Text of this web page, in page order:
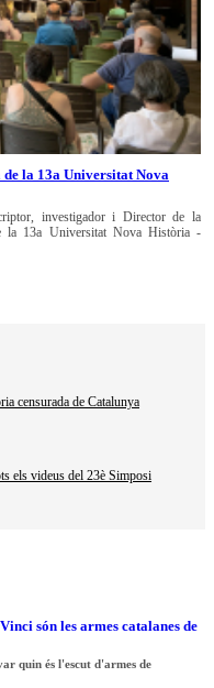
la 13a Universitat Nova
investigador i Director de la
la 13a Universitat Nova Història -
censurada de Catalunya
els videus del 23è Simposi
són les armes catalanes de
quin és l'escut d'armes de